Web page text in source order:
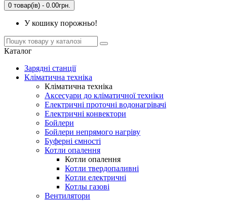
0 товар(ів) - 0.00грн.
У кошику порожньо!
Каталог
Зарядні станції
Кліматична техніка
Кліматична техніка
Аксесуари до кліматичної техніки
Електричні проточні водонагрівачі
Електричні конвектори
Бойлери
Бойлери непрямого нагріву
Буферні ємності
Котли опалення
Котли опалення
Котли твердопаливні
Котли електричні
Котлы газові
Вентилятори